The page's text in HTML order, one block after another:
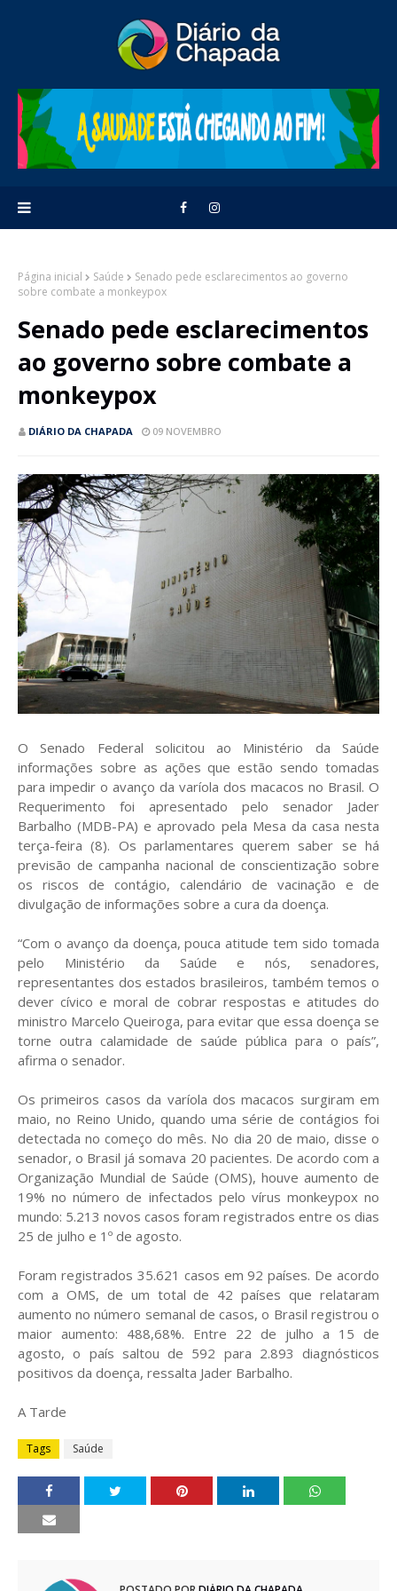
Página inicial Saúde
Senado pede esclarecimentos ao governo
sobre combate a monkeypox
Senado pede esclarecimentos
ao governo sobre combate a
monkeypox
DIÁRIO DA CHAPADA 09 NOVEMBRO
O Senado Federal solicitou ao Ministério da Saúde
informações sobre as ações que estão sendo tomadas
para impedir o avanço da varíola dos macacos no Brasil. O
Requerimento foi apresentado pelo senador Jader
Barbalho (MDB-PA) e aprovado pela Mesa da casa nesta
terça-feira (8). Os parlamentares querem saber se há
previsão de campanha nacional de conscientização sobre
os riscos de contágio, calendário de vacinação e de
divulgação de informações sobre a cura da doença.
“Com o avanço da doença, pouca atitude tem sido tomada
pelo Ministério da Saúde e nós, senadores,
representantes dos estados brasileiros, também temos o
dever cívico e moral de cobrar respostas e atitudes do
ministro Marcelo Queiroga, para evitar que essa doença se
torne outra calamidade de saúde pública para o país”,
afirma o senador.
Os primeiros casos da varíola dos macacos surgiram em
maio, no Reino Unido, quando uma série de contágios foi
detectada no começo do mês. No dia 20 de maio, disse o
senador, o Brasil já somava 20 pacientes. De acordo com a
Organização Mundial de Saúde (OMS), houve aumento de
19% no número de infectados pelo vírus monkeypox no
mundo: 5.213 novos casos foram registrados entre os dias
25 de julho e 1º de agosto.
Foram registrados 35.621 casos em 92 países. De acordo
com a OMS, de um total de 42 países que relataram
aumento no número semanal de casos, o Brasil registrou o
maior aumento: 488,68%. Entre 22 de julho a 15 de
agosto, o país saltou de 592 para 2.893 diagnósticos
positivos da doença, ressalta Jader Barbalho.
A Tarde
Tags Saúde